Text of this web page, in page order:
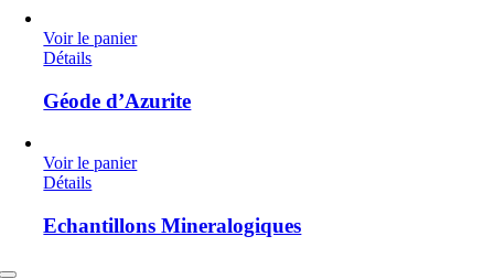
Voir le panier
Détails
Géode d’Azurite
Voir le panier
Détails
Echantillons Mineralogiques